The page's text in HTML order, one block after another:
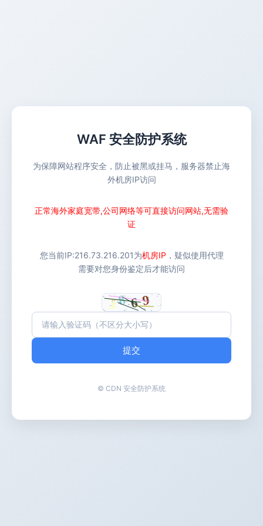
WAF 安全防护系统
为保障网站程序安全，防止被黑或挂马，服务器禁止海
外机房IP访问
正常海外家庭宽带,公司网络等可直接访问网站,无需验
证
您当前IP:216.73.216.201为机房IP ，疑似使用代理
需要对您身份鉴定后才能访问
提交
© CDN 安全防护系统